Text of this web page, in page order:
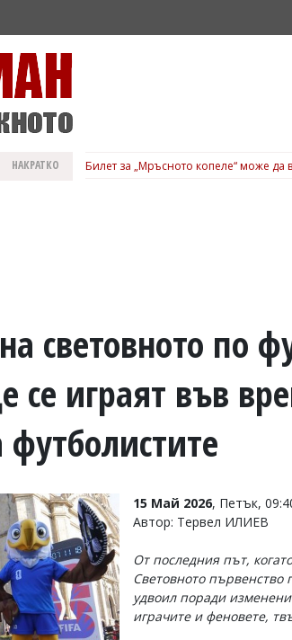
НАКРАТКО Билет за „Мръсното копеле“ може да
световното по
се играят във
15 Май 2026, Петък,
Автор: Тервел ИЛИЕВ
От последния път,
Световното първенство
удвоил поради
играчите и феновете,